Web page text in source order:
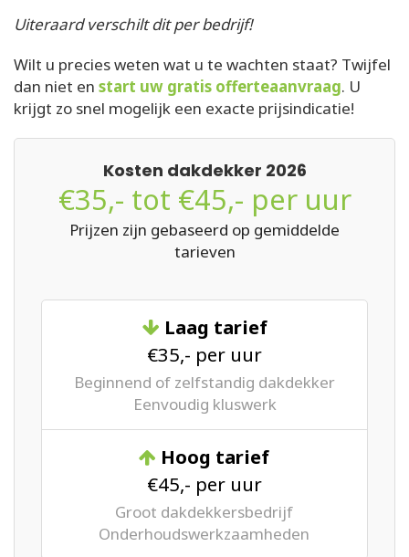
Uiteraard verschilt dit per bedrijf!
Wilt u precies weten wat u te wachten staat? Twijfel
dan niet en start uw gratis offerteaanvraag. U
krijgt zo snel mogelijk een exacte prijsindicatie!
Kosten dakdekker 2026
€35,- tot €45,- per uur
Prijzen zijn gebaseerd op gemiddelde
tarieven
Laag tarief
€35,- per uur
Beginnend of zelfstandig dakdekker
Eenvoudig kluswerk
Hoog tarief
€45,- per uur
Groot dakdekkersbedrijf
Onderhoudswerkzaamheden